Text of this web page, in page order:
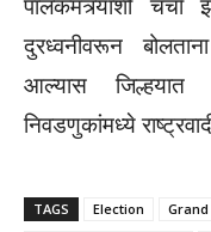
पालकमंत्र्यांशी
दुरध्वनीवरून
आल्यास जिल्हयात
निवडणुकांमध्ये
TAGS Election